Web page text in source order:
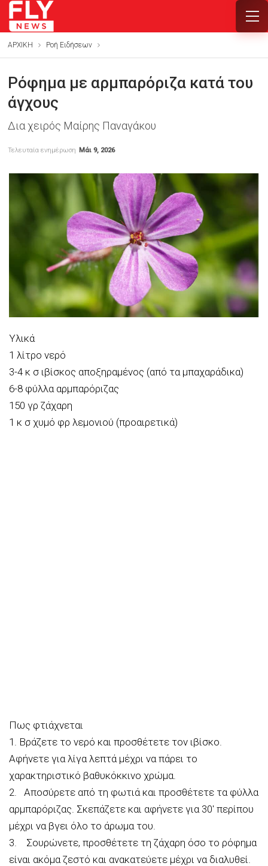
ΑΡΧΙΚΗ Ροή Ειδήσεων
Ρόφημα με αρμπαρόριζα κατά του
άγχους
Δια χειρός Μαίρης Παναγάκου
Τελευταία ενημέρωση Μάι 9, 2026
Υλικά
1 λίτρο νερό
3-4 κ σ ιβίσκος αποξηραμένος (από τα μπαχαράδικα)
6-8 φύλλα αρμπαρόριζας
150 γρ ζάχαρη
1 κ σ χυμό φρ λεμονιού (προαιρετικά)
Πως φτιάχνεται
1. Βράζετε το νερό και προσθέτετε τον ιβίσκο.
Αφήνετε για λίγα λεπτά μέχρι να πάρει το
χαρακτηριστικό βαθυκόκκινο χρώμα.
2. Αποσύρετε από τη φωτιά και προσθέτετε τα φύλλα
αρμπαρόριζας. Σκεπάζετε και αφήνετε για 30′ περίπου
μέχρι να βγει όλο το άρωμα του.
3. Σουρώνετε, προσθέτετε τη ζάχαρη όσο το ρόφημα
είναι ακόμα ζεστό και ανακατεύετε μέχρι να διαλυθεί.